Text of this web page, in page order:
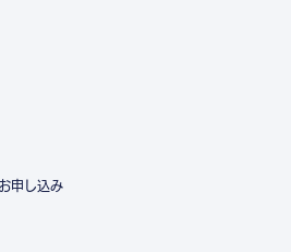
申し込み